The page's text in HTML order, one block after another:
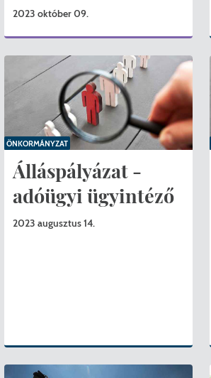
2023 október 09.
Álláspályázat -
adóügyi ügyintéző
2023 augusztus 14.
ÖNKORMÁNYZAT